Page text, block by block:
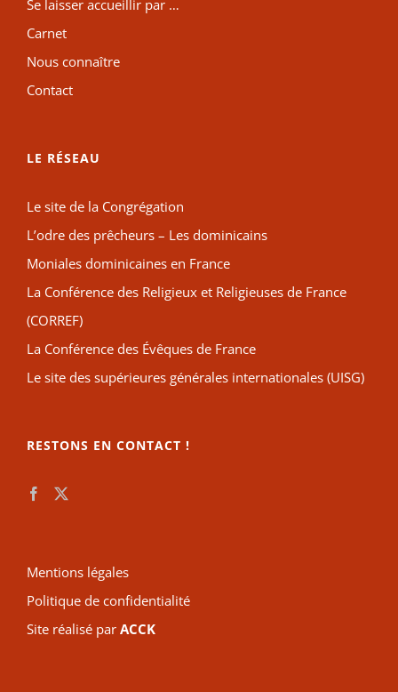
Se laisser accueillir par …
Carnet
Nous connaître
Contact
LE RÉSEAU
Le site de la Congrégation
L’odre des prêcheurs – Les dominicains
Moniales dominicaines en France
La Conférence des Religieux et Religieuses de France
(CORREF)
La Conférence des Évêques de France
Le site des supérieures générales internationales (UISG)
RESTONS EN CONTACT !
Mentions légales
Politique de confidentialité
Site réalisé par ACCK